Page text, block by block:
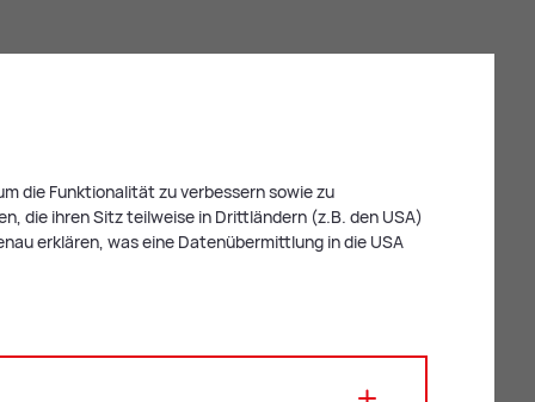
die Funktionalität zu verbessern sowie zu
die ihren Sitz teilweise in Drittländern (z.B. den USA)
erklären, was eine Datenübermittlung in die USA